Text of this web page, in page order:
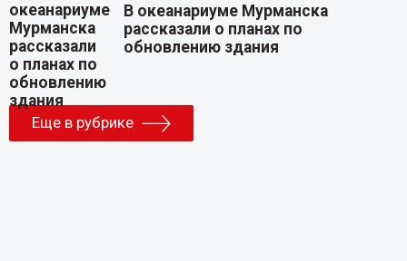
В океанариуме Мурманска
рассказали о планах по
обновлению здания
Еще в рубрике